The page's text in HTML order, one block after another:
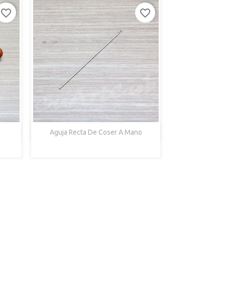
favorite_border
Aguja Recta De Coser A Mano
Vista Rápida
favorite_border